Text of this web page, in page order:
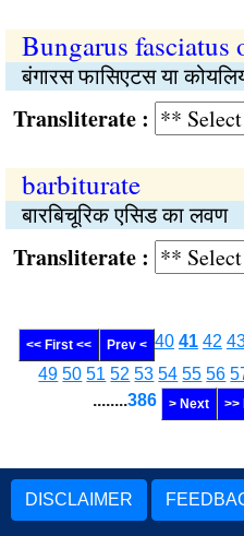
Bungarus fasciatus
बंगारस फासिएटस या
:
barbiturate
बारबिचूरिक एसिड का लवण
:
<< First << Prev < 40 41 42
49 50 51 52 53 54 55 56
........386 > Next >>
DISCLAIMER